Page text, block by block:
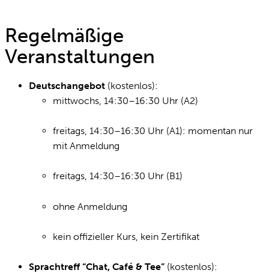
Regelmäßige
Veranstaltungen
Deutschangebot (kostenlos):
mittwochs, 14:30–16:30 Uhr (A2)
freitags, 14:30–16:30 Uhr (A1): momentan nur
mit Anmeldung
freitags, 14:30–16:30 Uhr (B1)
ohne Anmeldung
kein offizieller Kurs, kein Zertifikat
Sprachtreff “Chat, Café & Tee” (kostenlos):